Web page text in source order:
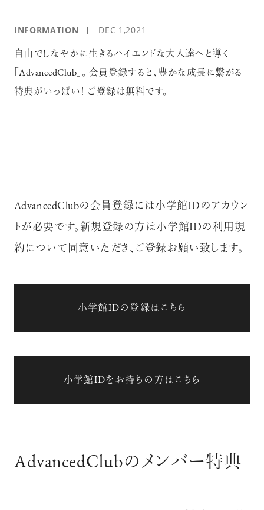
INFORMATION DEC 1,2021
自由でしなやかに生きるハイエンドな大人達へと導く
「AdvancedClub」。 会員登録すると、豊かな成長に繋がる
特典がいっぱい！ ご登録は無料です。
AdvancedClubの会員登録には小学館IDのアカウン
トが必要です。新規登録の方は小学館IDの利用規
約について同意いただき、ご登録お願い致します。
小学館IDの登録はこちら
小学館IDをお持ちの方はこちら
AdvancedClubのメンバー特典